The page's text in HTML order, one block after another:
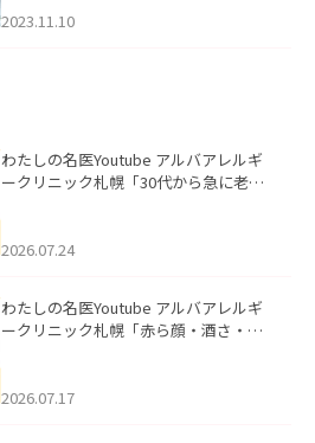
2023.11.10
わたしの名医Youtube アルバアレルギ
ークリニック札幌「30代から急に老け
た。
2026.07.24
わたしの名医Youtube アルバアレルギ
ークリニック札幌「赤ら顔・酒さ・ニ
した。
2026.07.17